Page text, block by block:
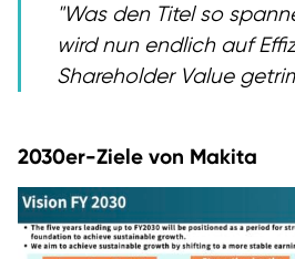
Was den Titel so
wird nun endlich auf
Shareholder Value
2030er-Ziele von Makita